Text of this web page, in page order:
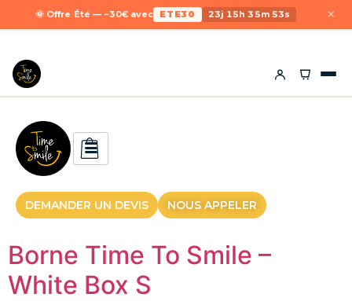
🌞 Offre Été — −30€ avec ETE30 23j 15h 35m 53s ×
DEMANDER UN DEVIS NOUS APPELER
Borne Time To Smile –
White Box S